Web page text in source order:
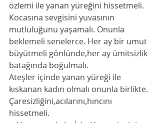
özlemi ile yanan yüreğini hissetmeli.
Kocasına sevgisini yuvasının
mutluluğunu yaşamalı. Onunla
beklemeli senelerce. Her ay bir umut
büyütmeli gönlünde,her ay ümitsizlik
batağında boğulmalı.
Ateşler içinde yanan yüreği ile
kıskanan kadın olmalı onunla birlikte.
Çaresizliğini,acılarını,hıncını
hissetmeli.